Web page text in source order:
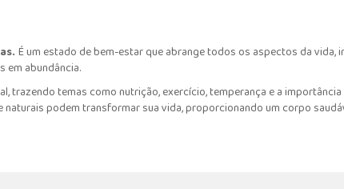
É um estado de bem-estar que abrange todos os aspectos da vida,
em abundância.
trazendo temas como nutrição, exercício, temperança e a
podem transformar sua vida, proporcionando um corpo